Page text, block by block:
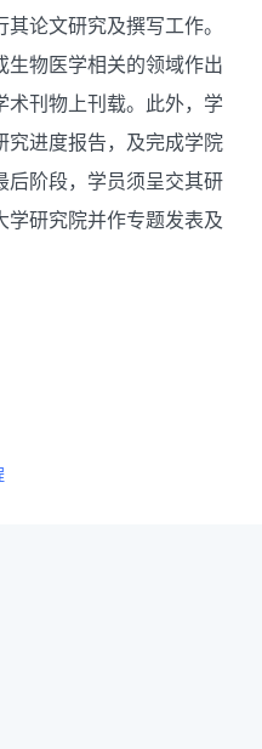
论文研究及撰写工作。
物医学相关的领域作出
刊物上刊载。此外，学
究进度报告，及完成学院
后阶段，学员须呈交其研
学研究院并作专题发表及